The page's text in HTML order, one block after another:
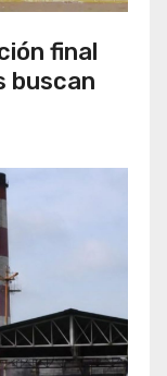
final
buscan